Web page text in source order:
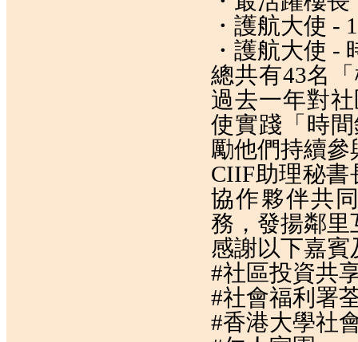
・護航大使 -
・護航大使 -
總共有43名
過去一年對
使實踐「時
勵他們持續
CIIF助理秘
協作夥伴共
務，發揚鄰里
感謝以下嘉
#社區投資共
#社會福利署
#香港大學社